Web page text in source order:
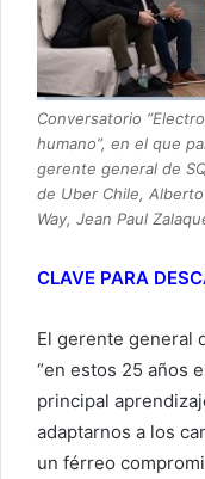
Conversatorio
humano”, en el que
gerente general de
de Uber Chile,
Way, Jean Paul
CLAVE PARA
El gerente general
“en estos 25 años
principal
adaptarnos a los
un férreo